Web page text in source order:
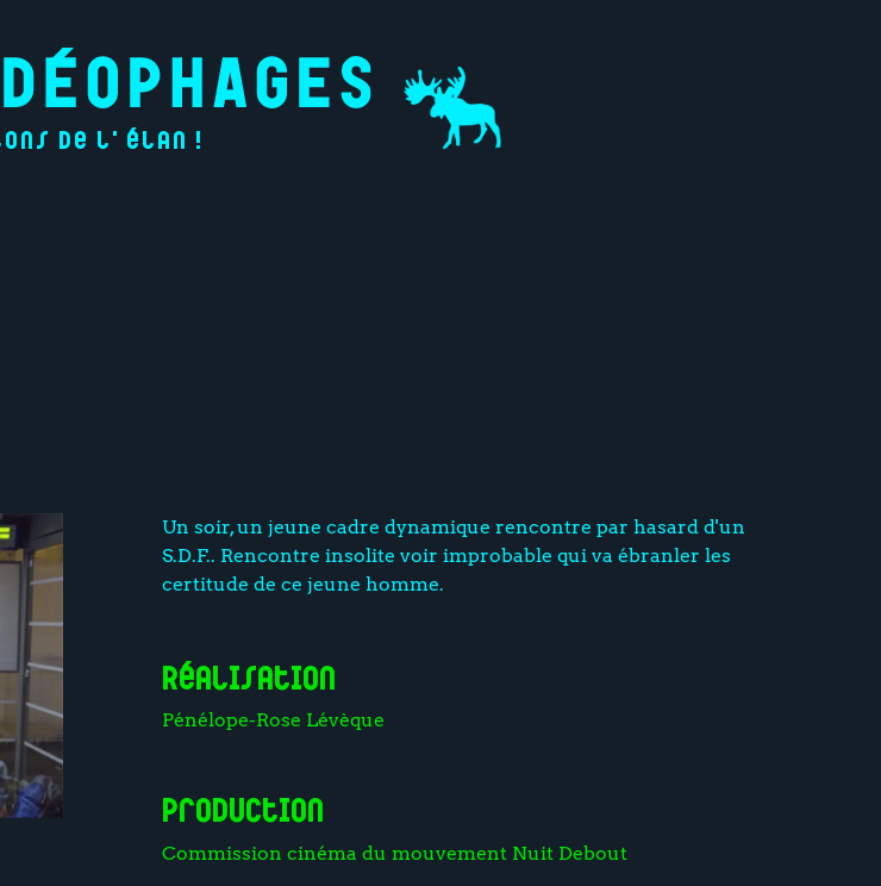
de l'élan !
Un soir, un jeune cadre dynamique rencontre par hasard d'un
S.D.F.. Rencontre insolite voir improbable qui va ébranler les
certitude de ce jeune homme.
Réalisation
Pénélope-Rose Lévèque
Production
Commission cinéma du mouvement Nuit Debout